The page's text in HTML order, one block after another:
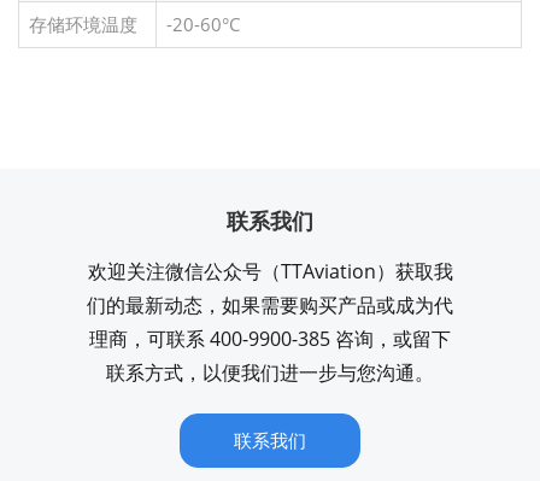
存储环境温度
-20-60°C
联系我们
欢迎关注微信公众号（TTAviation）获取我
们的最新动态，如果需要购买产品或成为代
理商，可联系 400-9900-385 咨询，或留下
联系方式，以便我们进一步与您沟通。
联系我们